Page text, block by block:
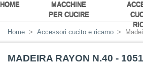
HOME
MACCHINE
PER CUCIRE
Home > Accessori cucito e ricamo >
MADEIRA RAYON N.40 - 1051